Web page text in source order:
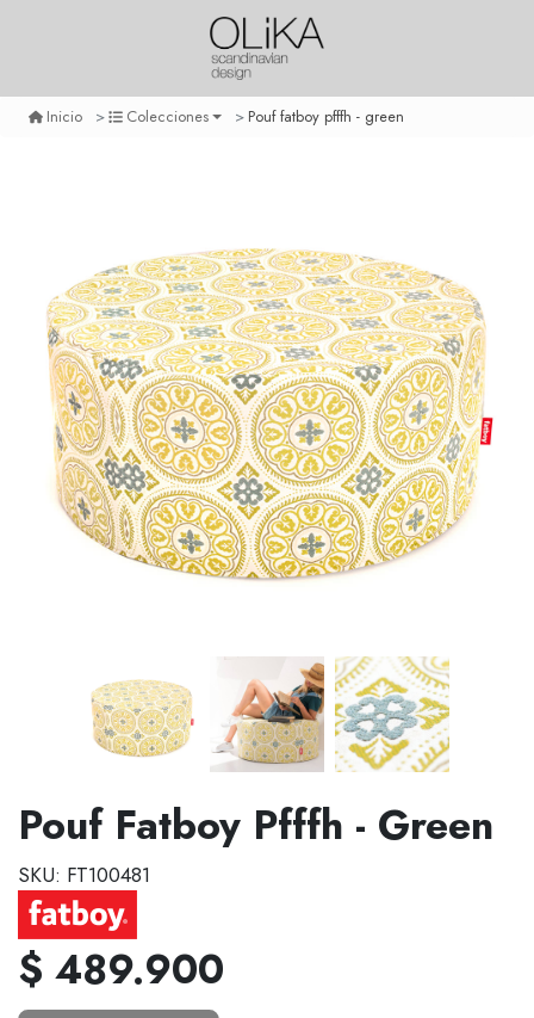
Inicio Colecciones Pouf fatboy pfffh - green
Pouf Fatboy Pfffh - Green
SKU: FT100481
$ 489.900